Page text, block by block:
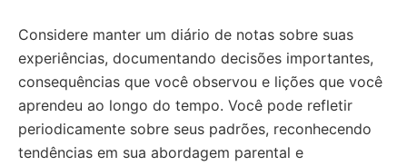
Considere manter um diário de notas sobre suas
experiências, documentando decisões importantes,
consequências que você observou e lições que você
aprendeu ao longo do tempo. Você pode refletir
periodicamente sobre seus padrões, reconhecendo
tendências em sua abordagem parental e